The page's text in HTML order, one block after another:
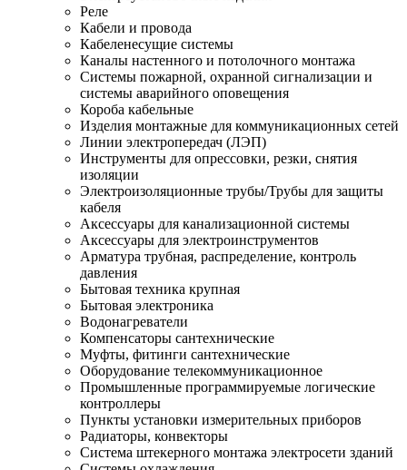
Реле
Кабели и провода
Кабеленесущие системы
Каналы настенного и потолочного монтажа
Системы пожарной, охранной сигнализации и
системы аварийного оповещения
Короба кабельные
Изделия монтажные для коммуникационных сетей
Линии электропередач (ЛЭП)
Инструменты для опрессовки, резки, снятия
изоляции
Электроизоляционные трубы/Трубы для защиты
кабеля
Аксессуары для канализационной системы
Аксессуары для электроинструментов
Арматура трубная, распределение, контроль
давления
Бытовая техника крупная
Бытовая электроника
Водонагреватели
Компенсаторы сантехнические
Муфты, фитинги сантехнические
Оборудование телекоммуникационное
Промышленные программируемые логические
контроллеры
Пункты установки измерительных приборов
Радиаторы, конвекторы
Система штекерного монтажа электросети зданий